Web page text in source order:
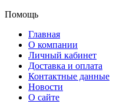
Помощь
Главная
О компании
Личный кабинет
Доставка и оплата
Контактные данные
Новости
О сайте